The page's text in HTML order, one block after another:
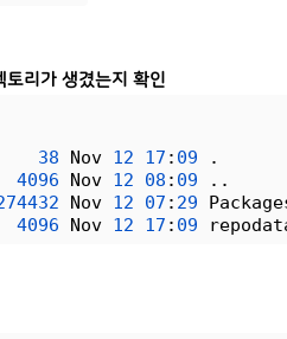
리가 생겼는지 확인
38 Nov 12 17 : 09 .
4096 Nov 12 08 : 09 ..
Nov 12 07 : 29
4096 Nov 12 17 : 09